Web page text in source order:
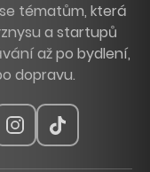
tématům, která
a startupů
až po bydlení,
dopravu.